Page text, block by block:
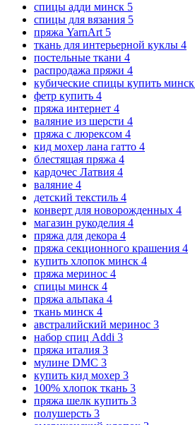
спицы адди минск 5
спицы для вязания 5
пряжа YarnArt 5
ткань для интерьерной куклы 4
постельные ткани 4
распродажа пряжи 4
кубические спицы купить минск
фетр купить 4
пряжа интернет 4
валяние из шерсти 4
пряжа с люрексом 4
кид мохер лана гатто 4
блестящая пряжа 4
кардочес Латвия 4
валяние 4
детский текстиль 4
конверт для новорожденных 4
магазин рукоделия 4
пряжа для декора 4
пряжа секционного крашения 4
купить хлопок минск 4
пряжа меринос 4
спицы минск 4
пряжа альпака 4
ткань минск 4
австралийский меринос 3
набор спиц Addi 3
пряжа италия 3
мулине DMC 3
купить кид мохер 3
100% хлопок ткань 3
пряжа шелк купить 3
полушерсть 3